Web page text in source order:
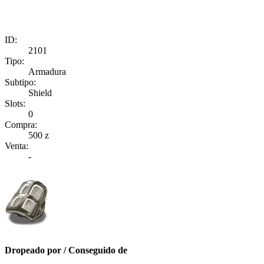
ID:
2101
Tipo:
Armadura
Subtipo:
Shield
Slots:
0
Compra:
500 z
Venta:
-
Dropeado por / Conseguido de